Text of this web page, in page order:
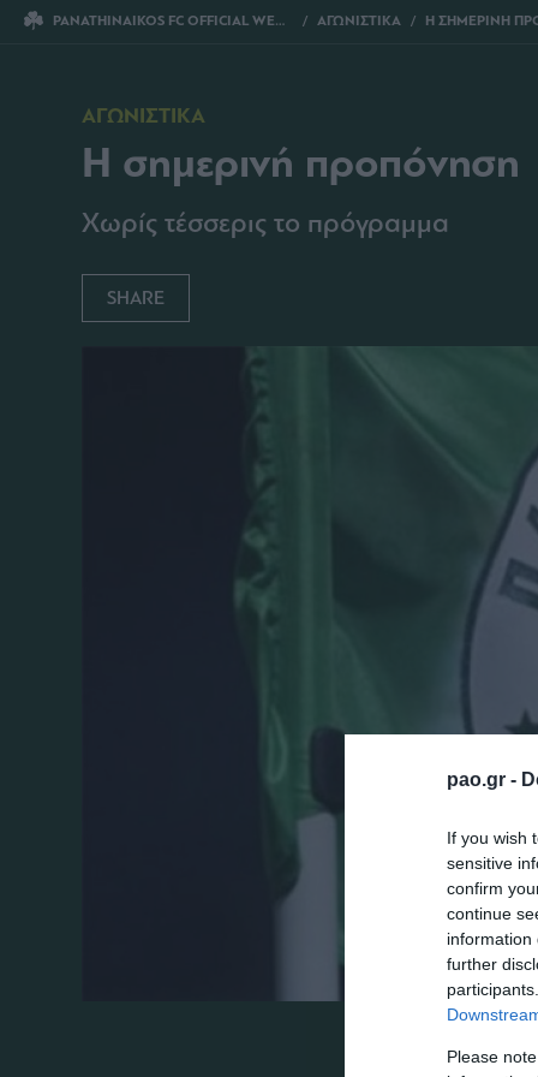
pao.gr -
If you wish
sensitive
confirm
continue
information
further
Please
PANATHINAIKOS FC OFFICIAL WEBSITE ΑΓΩΝΙΣΤΙΚΑ Η ΣΗΜΕΡΙΝΗ
ΑΓΩΝΙΣΤΙΚΑ
Η σημερινή προπόνηση
Χωρίς τέσσερις το πρόγραμμα
SHARE